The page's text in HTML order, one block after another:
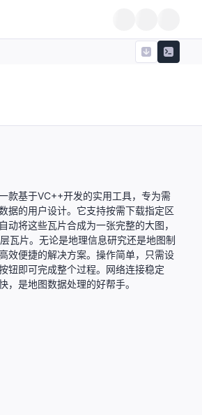
款基于VC++开发的实用工具，专为需
据的用户设计。它支持按需下载指定区
动将这些瓦片合成为一张完整的大图，
瓦片。无论是地理信息研究还是地图制
效便捷的解决方案。操作简单，只需设
钮即可完成整个过程。网络连接稳定
，是地图数据处理的好帮手。